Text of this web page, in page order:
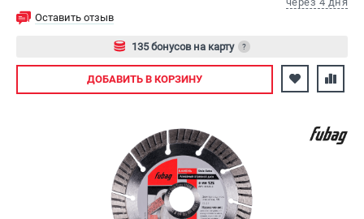
Оставить отзыв
135 бонусов на карту ?
Авторизуйтесь
ДОБАВИТЬ В КОРЗИНУ